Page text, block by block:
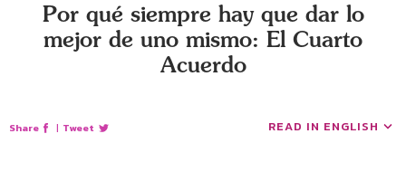
Por qué siempre hay que dar lo
mejor de uno mismo: El Cuarto
Acuerdo
Share | Tweet READ IN ENGLISH